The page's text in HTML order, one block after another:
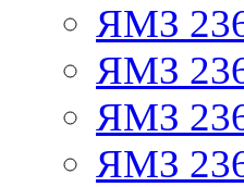
ЯМЗ
ЯМЗ
ЯМЗ
ЯМЗ